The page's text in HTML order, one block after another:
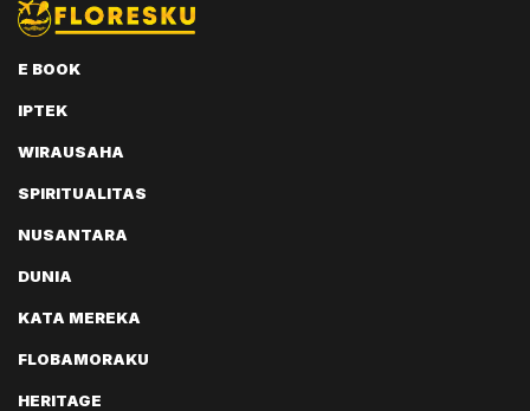
E BOOK
IPTEK
WIRAUSAHA
SPIRITUALITAS
NUSANTARA
DUNIA
KATA MEREKA
FLOBAMORAKU
HERITAGE